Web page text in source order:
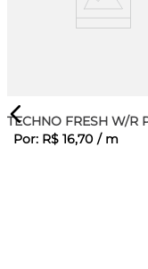
TECHNO FRESH W/R
Por: R$ 16,70 / m